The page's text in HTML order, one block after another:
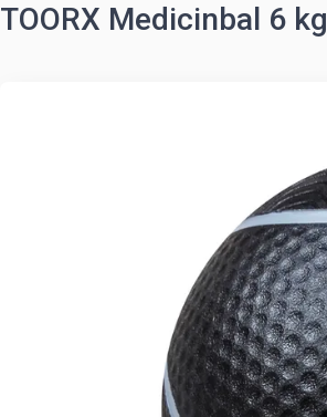
TOORX Medicinbal 6 kg